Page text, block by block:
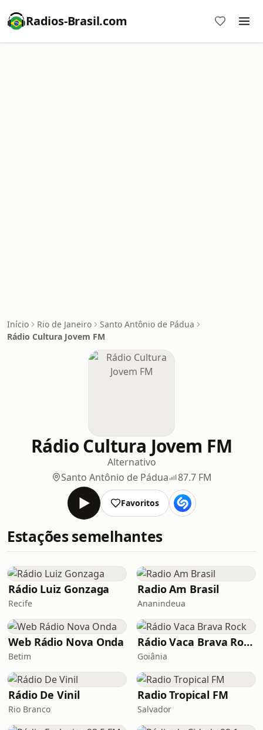
Radios-Brasil.com
Início Rio de Janeiro
Santo Antônio de Pádua
Rádio Cultura Jovem FM
Rádio Cultura Jovem FM
Alternativo
Santo Antônio de Pádua
87.7 FM
Favoritos
Estações semelhantes
Rádio Luiz Gonzaga
Recife
Radio Am Brasil
Ananindeua
Web Rádio Nova Onda
Betim
Rádio Vaca Brava Rock
Goiânia
Rádio De Vinil
Rio Branco
Radio Tropical FM
Salvador